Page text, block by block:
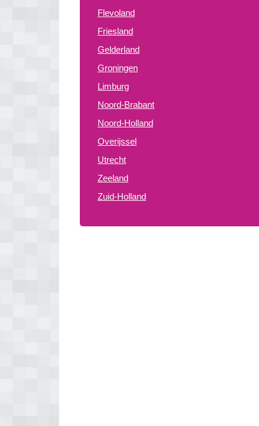
Flevoland
Friesland
Gelderland
Groningen
Limburg
Noord-Brabant
Noord-Holland
Overijssel
Utrecht
Zeeland
Zuid-Holland